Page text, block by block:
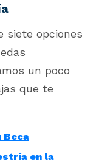
siete opciones
un poco
que te
Beca
en la